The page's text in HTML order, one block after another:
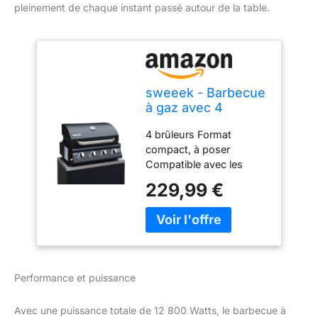
pleinement de chaque instant passé autour de la table.
sweeek - Barbecue
à gaz avec 4
avec récupérateur
de graisse
4 brûleurs Format
compact, à poser
Compatible avec les
gamme Thermomètre
229,99 €
Performance et puissance
Avec une puissance totale de 12 800 Watts, le barbecue à